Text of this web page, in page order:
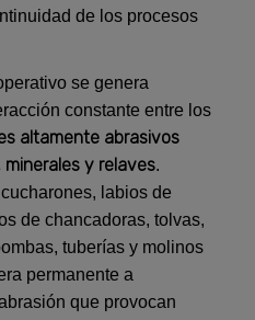
de los procesos
se genera
constante entre los
altamente abrasivos
y relaves.
labios de
de chancadoras, tolvas,
tuberías y molinos
permanente a
que provocan